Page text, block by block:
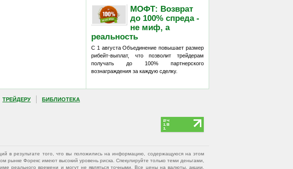
МОФТ: Возврат
до 100% спреда -
не миф, а
реальность
С 1 августа Объединение повышает размер
рибейт-выплат, что позволит трейдерам
получать до 100% партнерского
вознаграждения за каждую сделку.
ТРЕЙДЕРУ БИБЛИОТЕКА
в результате того, что вы положились на информацию, содержащуюся на этом
Форекс имеют высокий уровень риска. Спекулируйте только теми деньгами,
реального времени и могут не являться точными. Все цены на валюты, акции,